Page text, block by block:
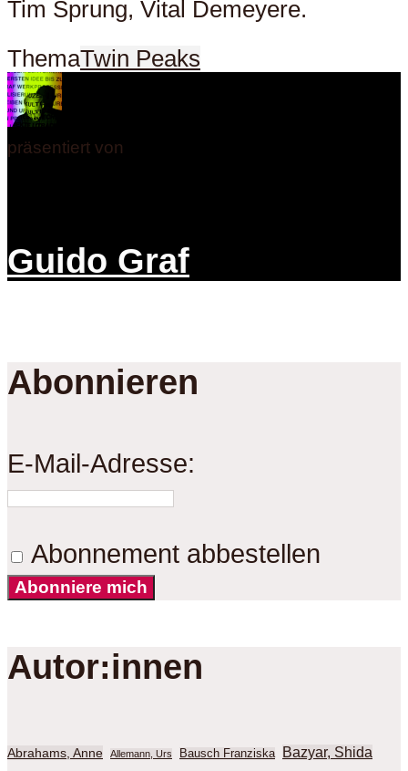
Tim Sprung, Vital Demeyere.
ThemaTwin Peaks
präsentiert von
Guido Graf
Abonnieren
E-Mail-Adresse:
Abonnement abbestellen
Abonniere mich
Autor:innen
Abrahams, Anne Allemann, Urs Bausch Franziska Bazyar, Shida